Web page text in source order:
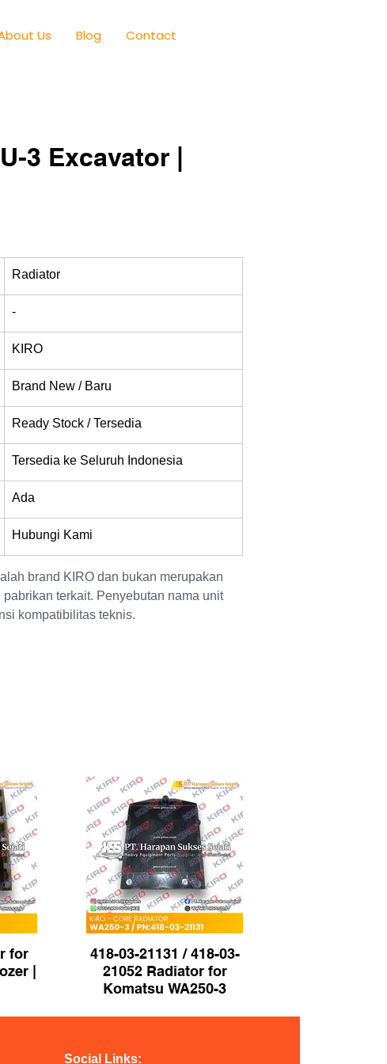
Us Blog Contact
3 Excavator |
Radiator
-
KIRO
Brand New / Baru
Ready Stock / Tersedia
Tersedia ke Seluruh Indonesia
Ada
Hubungi Kami
brand KIRO dan bukan merupakan
terkait. Penyebutan nama unit
kompatibilitas teknis.
for
|
418-03-21131 / 418-03-
21052 Radiator for
Komatsu WA250-3
Social Links: